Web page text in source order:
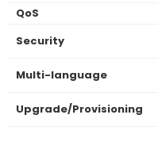
QoS
Security
Multi-language
Upgrade/Provisioning